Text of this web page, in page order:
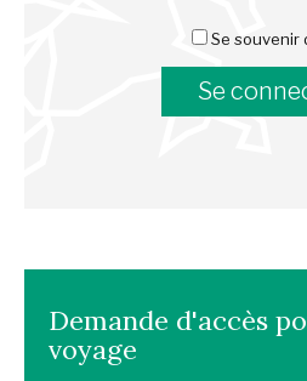
Se souvenir
Demande d'accès
voyage